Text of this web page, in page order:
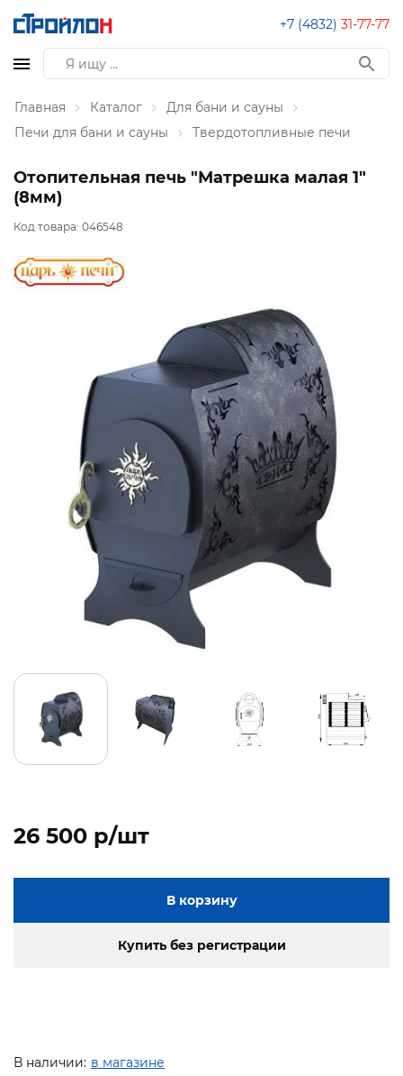
+7 (4832) 31-77-77
Главная Каталог
Для бани и сауны
Печи для бани и сауны
Твердотопливные печи
Отопительная печь "Матрешка малая 1"
(8мм)
Код товара: 046548
26 500 p/шт
В корзину
Купить без регистрации
В наличии: в магазине